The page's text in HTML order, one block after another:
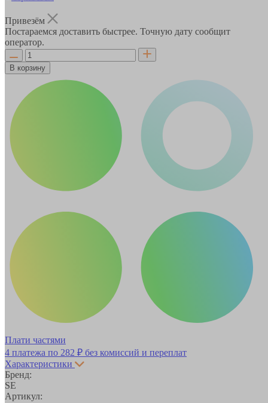
Привезём
Постараемся доставить быстрее. Точную дату сообщит
оператор.
В корзину
Плати частями
4 платежа по 282 ₽ без комиссий и переплат
Характеристики
Бренд:
SE
Артикул: